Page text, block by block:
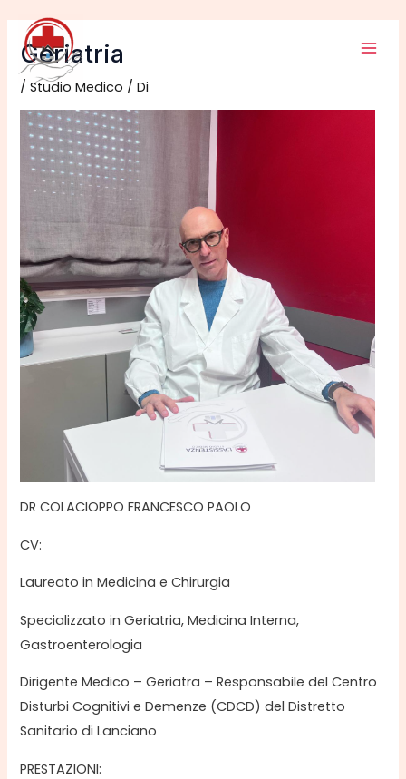
contenuto
Geriatria
/Studio Medico / Di
DR COLACIOPPO FRANCESCO PAOLO
CV:
Laureato in Medicina e Chirurgia
Specializzato in Geriatria, Medicina Interna,
Gastroenterologia
Dirigente Medico – Geriatra – Responsabile del Centro
Disturbi Cognitivi e Demenze (CDCD) del Distretto
Sanitario di Lanciano
PRESTAZIONI: